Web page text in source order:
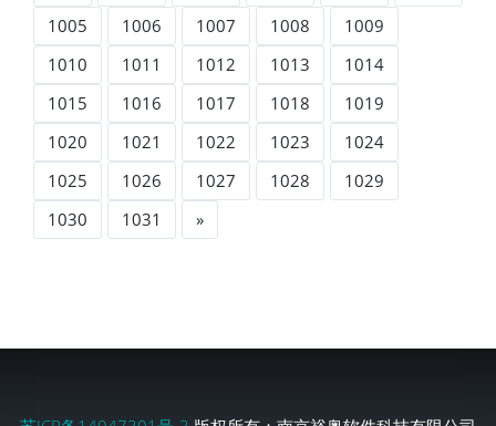
1005
1006 1007 1008
1009
1010
1011 1012 1013
1014
1015
1016 1017 1018
1019
1020
1021 1022 1023
1024
1025
1026 1027 1028
1029
1030
1031 »